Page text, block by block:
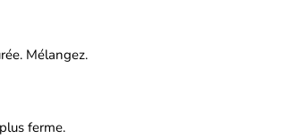
Mélangez.
ferme.